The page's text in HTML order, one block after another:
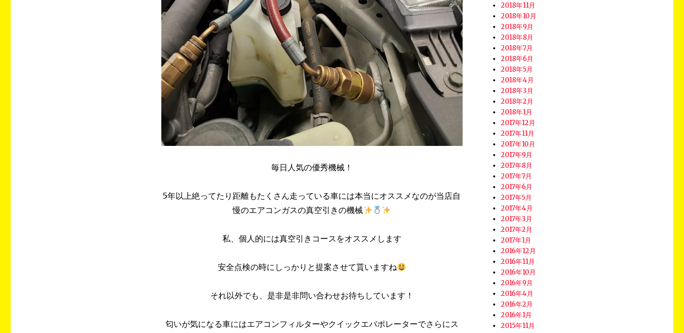
毎日人気の優秀機械！
5年以上絶ってたり距離もたくさん走っている車には本当にオススメなのが当店自
慢のエアコンガスの真空引きの機械
私、個人的には真空引きコースをオススメします
安全点検の時にしっかりと提案させて貰いますね
それ以外でも、是非是非問い合わせお待ちしています！
匂いが気になる車にはエアコンフィルターやクイックエバポレーターでさらにス
2018年11月
2018年10月
2018年9月
2018年8月
2018年7月
2018年6月
2018年5月
2018年4月
2018年3月
2018年2月
2018年1月
2017年12月
2017年11月
2017年10月
2017年9月
2017年8月
2017年7月
2017年6月
2017年5月
2017年4月
2017年3月
2017年2月
2017年1月
2016年12月
2016年11月
2016年10月
2016年9月
2016年4月
2016年2月
2016年1月
2015年11月